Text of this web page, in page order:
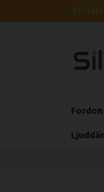
Fri frakt
Fordon